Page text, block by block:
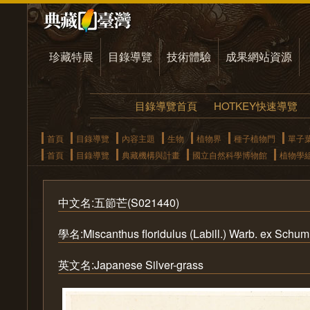
珍藏特展 目錄導覽 技術體驗 成果網站資源
目錄導覽首頁 HOTKEY快速導覽
首頁 目錄導覽 內容主題 生物 植物界 種子植物門
單子
首頁
目錄導覽 典藏機構與計畫 國立自然科學博物館 植物學
中文名:五節芒(S021440)
學名:Miscanthus floridulus (Labill.) Warb. ex
英文名:Japanese Silver-grass